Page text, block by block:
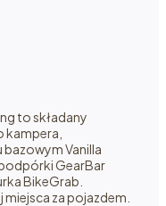
to składany
kampera,
Vanilla
podpórki GearBar
BikeGrab.
miejsca za pojazdem.